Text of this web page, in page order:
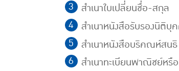
สำเนาใบเปลี่ยนชื่อ-สกุล
สำเนาหนังสือรับรองนิติบุ
สำเนาหนังสือบริคณห์สนธิ
สำเนาทะเบียนพาณิชย์หรื